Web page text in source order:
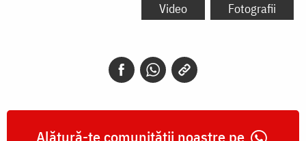
Video Fotografii
Alătură-te comunității noastre pe